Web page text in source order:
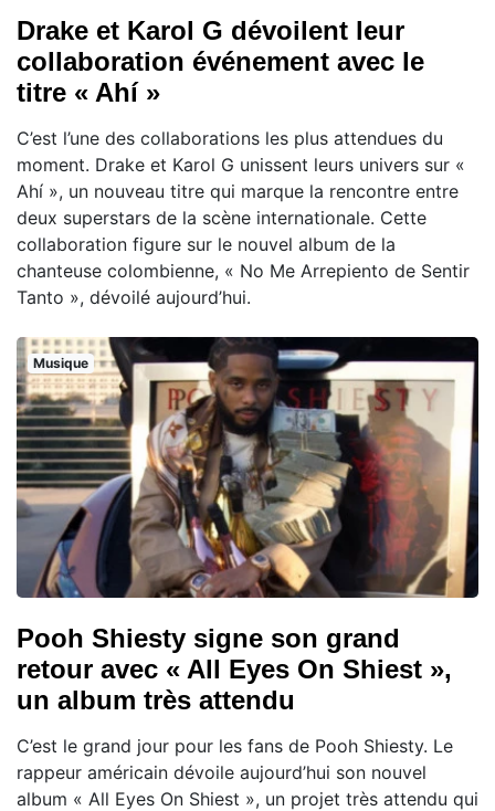
Drake et Karol G dévoilent leur
collaboration événement avec le
titre « Ahí »
C’est l’une des collaborations les plus attendues du
moment. Drake et Karol G unissent leurs univers sur «
Ahí », un nouveau titre qui marque la rencontre entre
deux superstars de la scène internationale. Cette
collaboration figure sur le nouvel album de la
chanteuse colombienne, « No Me Arrepiento de Sentir
Tanto », dévoilé aujourd’hui.
Musique
Pooh Shiesty signe son grand
retour avec « All Eyes On Shiest »,
un album très attendu
C’est le grand jour pour les fans de Pooh Shiesty. Le
rappeur américain dévoile aujourd’hui son nouvel
album « All Eyes On Shiest », un projet très attendu qui